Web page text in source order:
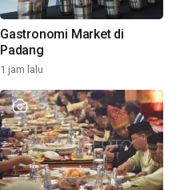
Gastronomi Market di
Padang
1 jam lalu